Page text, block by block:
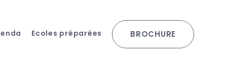
Ecoles préparées BROCHURE